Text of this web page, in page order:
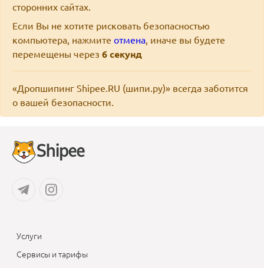
сторонних сайтах.
Если Вы не хотите рисковать безопасностью
компьютера, нажмите отмена, иначе вы будете
перемещены через 6секунд
«Дропшипинг Shipee.RU (шипи.ру)» всегда заботится
о вашей безопасности.
Услуги
Сервисы и тарифы